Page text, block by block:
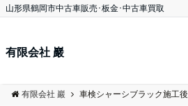
山形県鶴岡市中古車販売･板金･中古車買取
有限会社 巖
有限会社 巖 車検シャーシブラック施工後